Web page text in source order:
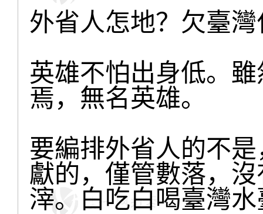
外省人怎地？欠臺
英雄不怕出身低。
焉，無名英雄。
要編排外省人的不
獻的，僅管數落，
滓。白吃白喝臺灣